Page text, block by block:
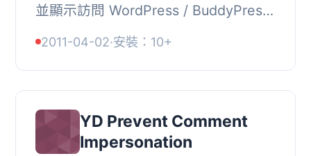
並顯示訪問 WordPress / BuddyPress
其他個人頁面的人。是社群導向網站中
重要的「社交...
2011-04-02·安裝：10+
YD Prevent Comment
Impersonation